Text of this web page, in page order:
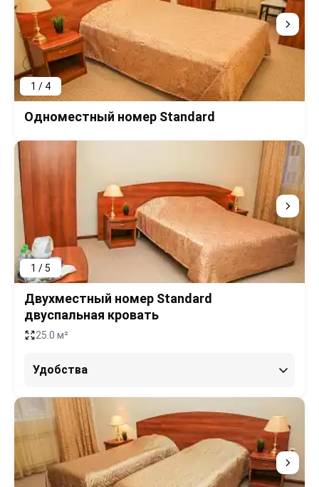
1 / 4
Одноместный номер Standard
1 / 5
Двухместный номер Standard
двуспальная кровать
25.0 м²
Удобства